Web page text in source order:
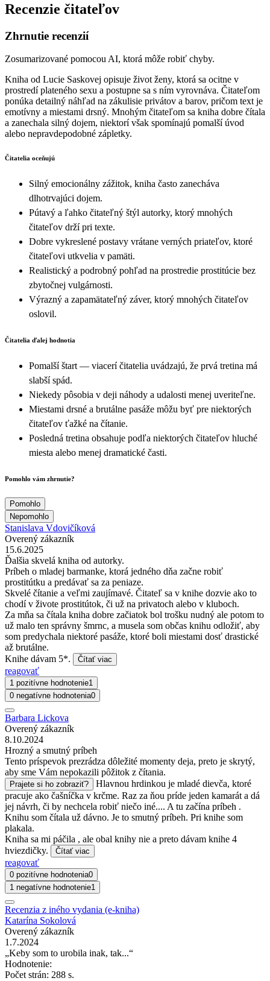
Recenzie čitateľov
Zhrnutie recenzií
Zosumarizované pomocou AI, ktorá môže robiť chyby.
Kniha od Lucie Saskovej opisuje život ženy, ktorá sa ocitne v
prostredí plateného sexu a postupne sa s ním vyrovnáva. Čitateľom
ponúka detailný náhľad na zákulisie privátov a barov, pričom text je
emotívny a miestami drsný. Mnohým čitateľom sa kniha dobre čítala
a zanechala silný dojem, niektorí však spomínajú pomalší úvod
alebo nepravdepodobné zápletky.
Čitatelia oceňujú
Silný emocionálny zážitok, kniha často zanecháva
dlhotrvajúci dojem.
Pútavý a ľahko čitateľný štýl autorky, ktorý mnohých
čitateľov drží pri texte.
Dobre vykreslené postavy vrátane verných priateľov, ktoré
čitateľovi utkvelia v pamäti.
Realistický a podrobný pohľad na prostredie prostitúcie bez
zbytočnej vulgárnosti.
Výrazný a zapamätateľný záver, ktorý mnohých čitateľov
oslovil.
Čitatelia ďalej hodnotia
Pomalší štart — viacerí čitatelia uvádzajú, že prvá tretina má
slabší spád.
Niekedy pôsobia v deji náhody a udalosti menej uveriteľne.
Miestami drsné a brutálne pasáže môžu byť pre niektorých
čitateľov ťažké na čítanie.
Posledná tretina obsahuje podľa niektorých čitateľov hluché
miesta alebo menej dramatické časti.
Pomohlo vám zhrnutie?
Pomohlo
Nepomohlo
Stanislava Vdovičíková
Overený zákazník
15.6.2025
Ďalšia skvelá kniha od autorky.
Príbeh o mladej barmanke, ktorá jedného dňa začne robiť
prostitútku a predávať sa za peniaze.
Skvelé čítanie a veľmi zaujímavé. Čitateľ sa v knihe dozvie ako to
chodí v živote prostitútok, či už na privatoch alebo v kluboch.
Za mňa sa čítala kniha dobre začiatok bol trošku nudný ale potom to
už malo ten správny šmrnc, a musela som občas knihu odložiť, aby
som predychala niektoré pasáže, ktoré boli miestami dosť drastické
až brutálne.
Knihe dávam 5*.
Čítať viac
reagovať
1 pozitívne hodnotenie1
0 negatívne hodnotenia0
Barbara Lickova
Overený zákazník
8.10.2024
Hrozný a smutný príbeh
Tento príspevok prezrádza dôležité momenty deja, preto je skrytý,
aby sme Vám nepokazili pôžitok z čítania.
Prajete si ho zobraziť?
Hlavnou hrdinkou je mladé dievča, ktoré
pracuje ako čašníčka v krčme. Raz za ňou príde jeden kamarát a dá
jej návrh, či by nechcela robiť niečo iné.... A tu začína príbeh .
Knihu som čítala už dávno. Je to smutný príbeh. Pri knihe som
plakala.
Kniha sa mi páčila , ale obal knihy nie a preto dávam knihe 4
hviezdičky.
Čítať viac
reagovať
0 pozitívne hodnotenia0
1 negatívne hodnotenie1
Recenzia z iného vydania (e-kniha)
Katarína Sokolová
Overený zákazník
1.7.2024
„Keby som to urobila inak, tak...“
Hodnotenie:
Počet strán: 288 s.